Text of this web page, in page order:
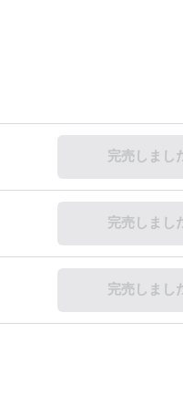
完売しまし
完売しまし
完売しまし